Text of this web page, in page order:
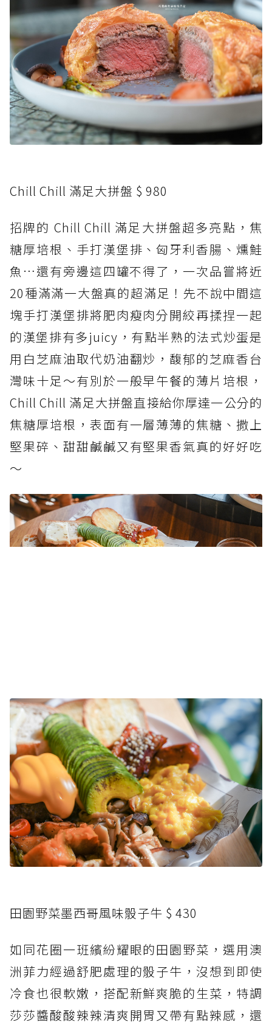
Chill Chill 滿足大拼盤 $ 980
招牌的 Chill Chill 滿足大拼盤超多亮點，焦
糖厚培根、手打漢堡排、匈牙利香腸、燻鮭
魚…還有旁邊這四罐不得了，一次品嘗將近
20種滿滿一大盤真的超滿足！先不說中間這
塊手打漢堡排將肥肉瘦肉分開絞再揉捏一起
的漢堡排有多juicy，有點半熟的法式炒蛋是
用白芝麻油取代奶油翻炒，馥郁的芝麻香台
灣味十足～有別於一般早午餐的薄片培根，
Chill Chill 滿足大拼盤直接給你厚達一公分的
焦糖厚培根，表面有一層薄薄的焦糖、撒上
堅果碎、甜甜鹹鹹又有堅果香氣真的好好吃
～
田園野菜墨西哥風味骰子牛 $ 430
如同花圈一班繽紛耀眼的田園野菜，選用澳
洲菲力經過舒肥處理的骰子牛，沒想到即使
冷食也很軟嫩，搭配新鮮爽脆的生菜，特調
莎莎醬酸酸辣辣清爽開胃又帶有點辣感，還